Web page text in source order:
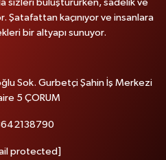
sizleri buluştururken, sadelik ve
Şatafattan kaçınıyor ve insanlara
bir altyapı sunuyor.
Sok. Gurbetçi Şahin İş Merkezi
5 ÇORUM
protected]